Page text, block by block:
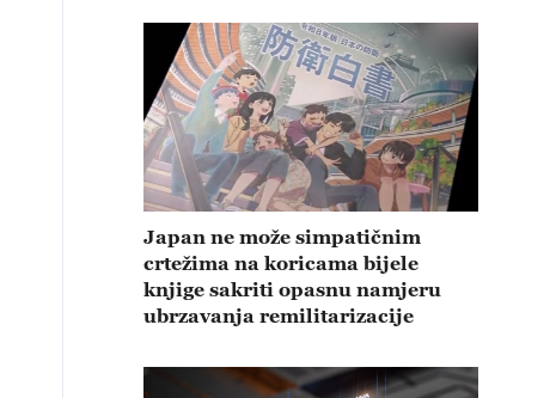
Japan ne može simpatičnim
crtežima na koricama bijele
knjige sakriti opasnu namjeru
ubrzavanja remilitarizacije